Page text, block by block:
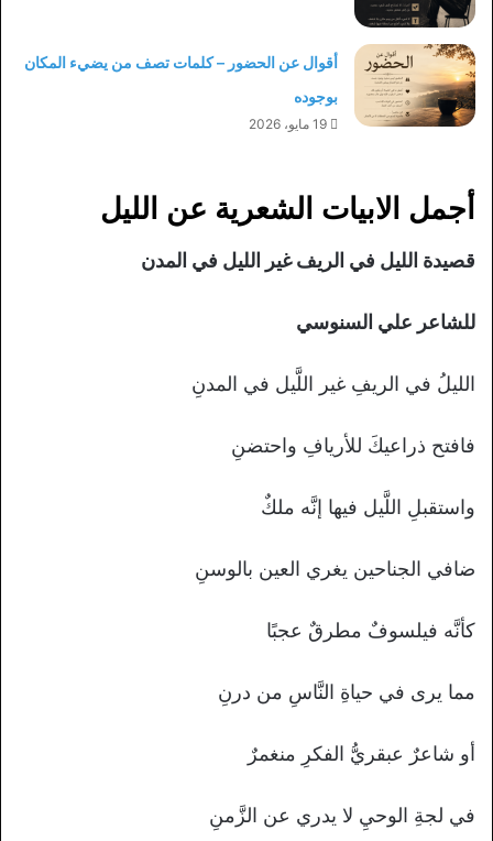
أقوال عن الحضور – كلمات تصف من يضيء المكان
بوجوده
19 مايو، 2026
أجمل الابيات الشعرية عن الليل
قصيدة الليل في الريف غير الليل في المدن
للشاعر علي السنوسي
الليلُ في الريفِ غير اللَّيل في المدنِ
فافتح ذراعيكَ للأريافِ واحتضنِ
واستقبلِ اللَّيل فيها إنَّه ملكٌ
ضافي الجناحين يغري العين بالوسنِ
كأنَّه فيلسوفٌ مطرقٌ عجبًا
مما يرى في حياةِ النَّاسِ من درنِ
أو شاعرٌ عبقريُّ الفكرِ منغمرٌ
في لجةِ الوحيِ لا يدري عن الزَّمنِ